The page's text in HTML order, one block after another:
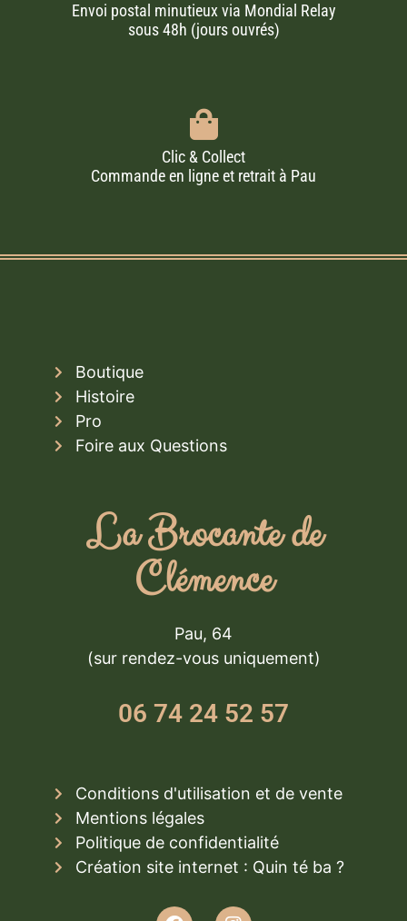
Envoi postal minutieux via Mondial Relay
sous 48h (jours ouvrés)
Clic & Collect
Commande en ligne et retrait à Pau
Boutique
Histoire
Pro
Foire aux Questions
La Brocante de
Clémence
Pau, 64
(sur rendez-vous uniquement)
06 74 24 52 57
Conditions d'utilisation et de vente
Mentions légales
Politique de confidentialité
Création site internet : Quin té ba ?